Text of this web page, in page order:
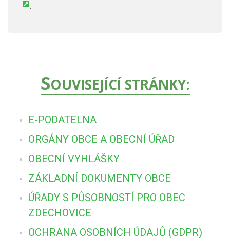
.
SOUVISEJÍCÍ STRÁNKY:
E-PODATELNA
ORGÁNY OBCE A OBECNÍ ÚŘAD
OBECNÍ VYHLÁŠKY
ZÁKLADNÍ DOKUMENTY OBCE
ÚŘADY S PŮSOBNOSTÍ PRO OBEC
ZDECHOVICE
OCHRANA OSOBNÍCH ÚDAJŮ (GDPR)